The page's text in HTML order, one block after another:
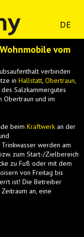
DE
vom
verbinden
in Hallstatt, Obertraun,
des Salzkammergutes
Obertraun und im
beim Kraftwerk an der
werden am
zum Start-/Zielbereich
zu Fuß oder mit dem
von Freitag bis
ist! Die Betreiber
an, eine